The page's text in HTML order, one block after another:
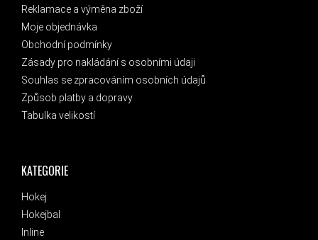
KATEGORIE
Hokej
Hokejbal
Inline
Reklamace a výměna zboží
Moje objednávka
Obchodní podmínky
Zásady pro nakládání s osobními údaji
Souhlas se zpracováním osobních údajů
Způsob platby a dopravy
Tabulka velikostí